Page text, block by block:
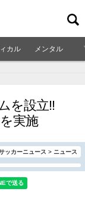
カル メンタル
を設立!!
実施
ッカーニュース > ニュース